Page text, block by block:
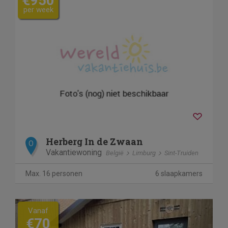
per week
O Herberg In de Zwaan
Vakantiewoning België Limburg Sint-Truiden
Max. 16 personen 6 slaapkamers
Previous Next
Vanaf
€70